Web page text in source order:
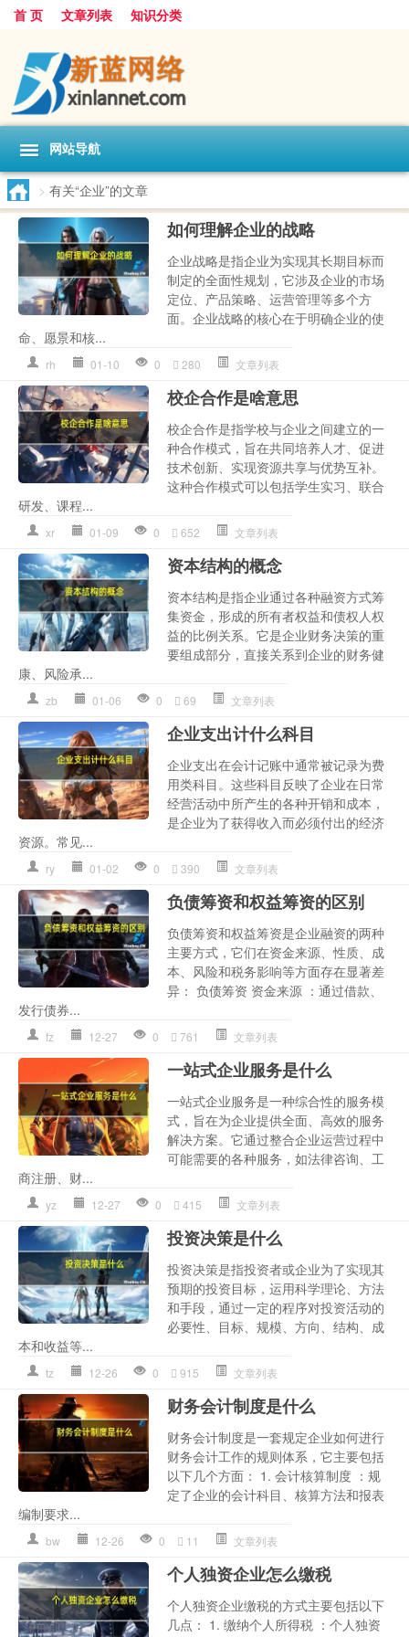
首 页 文章列表 知识分类
网站导航
> 有关“企业”的文章
如何理解企业的战略
企业战略是指企业为实现其长期目标而
制定的全面性规划，它涉及企业的市场
定位、产品策略、运营管理等多个方
面。企业战略的核心在于明确企业的使
命、愿景和核...
rh 01-10 0 280 文章列表
校企合作是啥意思
校企合作是指学校与企业之间建立的一
种合作模式，旨在共同培养人才、促进
技术创新、实现资源共享与优势互补。
这种合作模式可以包括学生实习、联合
研发、课程...
xr 01-09 0 652 文章列表
资本结构的概念
资本结构是指企业通过各种融资方式筹
集资金，形成的所有者权益和债权人权
益的比例关系。它是企业财务决策的重
要组成部分，直接关系到企业的财务健
康、风险承...
zb 01-06 0 69 文章列表
企业支出计什么科目
企业支出在会计记账中通常被记录为费
用类科目。这些科目反映了企业在日常
经营活动中所产生的各种开销和成本，
是企业为了获得收入而必须付出的经济
资源。常见...
ry 01-02 0 390 文章列表
负债筹资和权益筹资的区别
负债筹资和权益筹资是企业融资的两种
主要方式，它们在资金来源、性质、成
本、风险和税务影响等方面存在显著差
异： 负债筹资 资金来源 ：通过借款、
发行债券...
fz 12-27 0 761 文章列表
一站式企业服务是什么
一站式企业服务是一种综合性的服务模
式，旨在为企业提供全面、高效的服务
解决方案。它通过整合企业运营过程中
可能需要的各种服务，如法律咨询、工
商注册、财...
yz 12-27 0 415 文章列表
投资决策是什么
投资决策是指投资者或企业为了实现其
预期的投资目标，运用科学理论、方法
和手段，通过一定的程序对投资活动的
必要性、目标、规模、方向、结构、成
本和收益等...
tz 12-26 0 915 文章列表
财务会计制度是什么
财务会计制度是一套规定企业如何进行
财务会计工作的规则体系，它主要包括
以下几个方面： 1. 会计核算制度 ：规
定了企业的会计科目、核算方法和报表
编制要求...
bw 12-26 0 11 文章列表
个人独资企业怎么缴税
个人独资企业缴税的方式主要包括以下
几点： 1. 缴纳个人所得税 ：个人独资